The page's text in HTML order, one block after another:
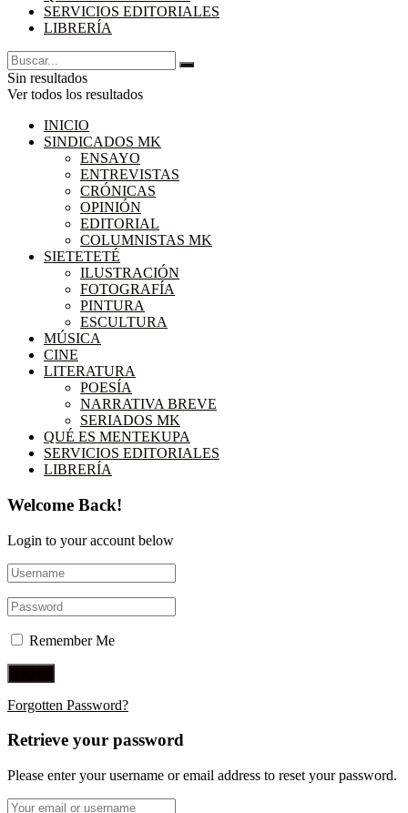
SERVICIOS EDITORIALES
LIBRERÍA
Sin resultados
Ver todos los resultados
INICIO
SINDICADOS MK
ENSAYO
ENTREVISTAS
CRÓNICAS
OPINIÓN
EDITORIAL
COLUMNISTAS MK
SIETETETÉ
ILUSTRACIÓN
FOTOGRAFÍA
PINTURA
ESCULTURA
MÚSICA
CINE
LITERATURA
POESÍA
NARRATIVA BREVE
SERIADOS MK
QUÉ ES MENTEKUPA
SERVICIOS EDITORIALES
LIBRERÍA
Welcome Back!
Login to your account below
Remember Me
Forgotten Password?
Retrieve your password
Please enter your username or email address to reset your password.